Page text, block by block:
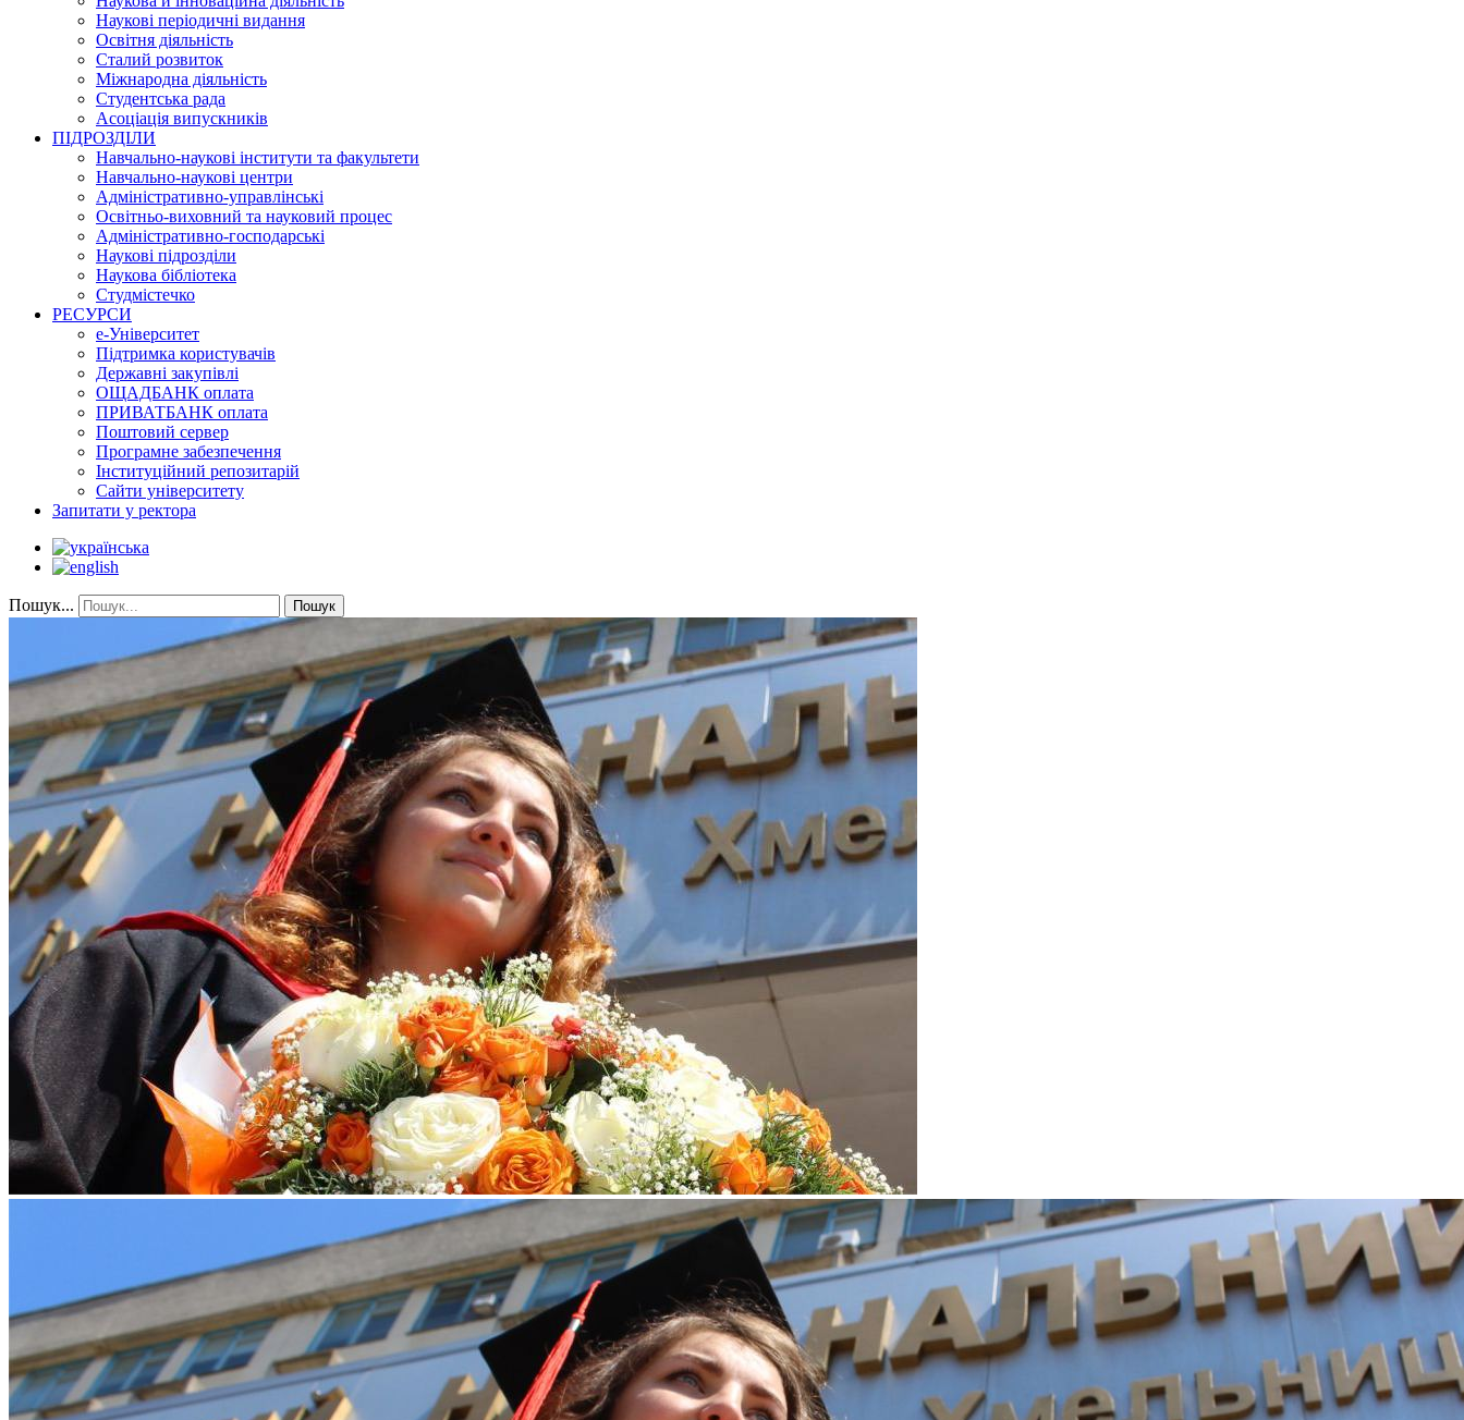
Наукові періодичні видання
Освітня діяльність
Сталий розвиток
Міжнародна діяльність
Студентська рада
Асоціація випускників
ПІДРОЗДІЛИ
Навчально-наукові інститути та факультети
Навчально-наукові центри
Адміністративно-управлінські
Освітньо-виховний та науковий процес
Адміністративно-господарські
Наукові підрозділи
Наукова бібліотека
Студмістечко
РЕСУРСИ
е-Університет
Підтримка користувачів
Державні закупівлі
ОЩАДБАНК оплата
ПРИВАТБАНК оплата
Поштовий сервер
Програмне забезпечення
Інституційний репозитарій
Сайти університету
Запитати у ректора
Пошук... Пошук